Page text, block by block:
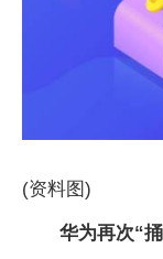
(资料图)
华为再次“